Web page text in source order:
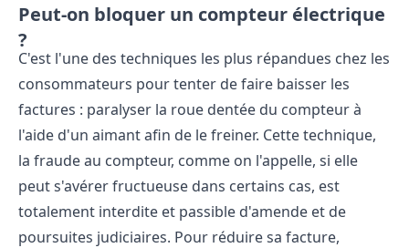
Peut-on bloquer un compteur électrique
?
C'est l'une des techniques les plus répandues chez les
consommateurs pour tenter de faire baisser les
factures : paralyser la roue dentée du compteur à
l'aide d'un aimantafin de lefreiner. Cette technique,
la fraude au compteur, comme on l'appelle, si elle
peut s'avérer fructueuse dans certains cas, est
totalement interdite et passible d'amende et de
poursuites judiciaires. Pour réduire sa facture,